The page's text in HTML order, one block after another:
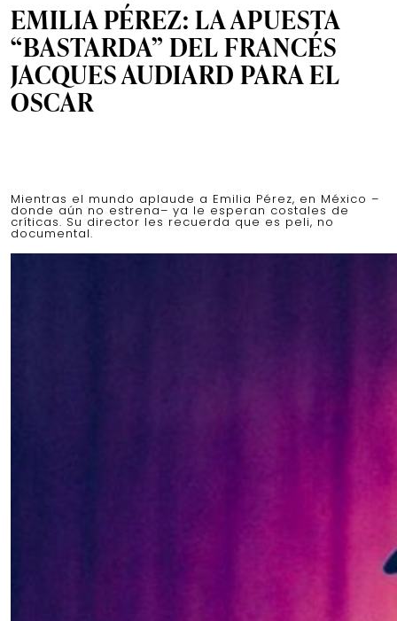
EMILIA PÉREZ: LA APUESTA
“BASTARDA” DEL FRANCÉS
JACQUES AUDIARD PARA EL
OSCAR
Mientras el mundo aplaude a Emilia Pérez, en México –
donde aún no estrena– ya le esperan costales de
críticas. Su director les recuerda que es peli, no
documental.